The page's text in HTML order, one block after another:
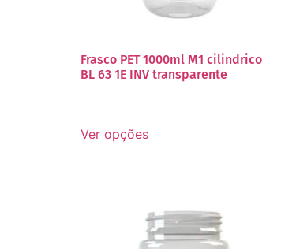
Frasco PET 1000ml M1 cilindrico
BL 63 1E INV transparente
Ver opções